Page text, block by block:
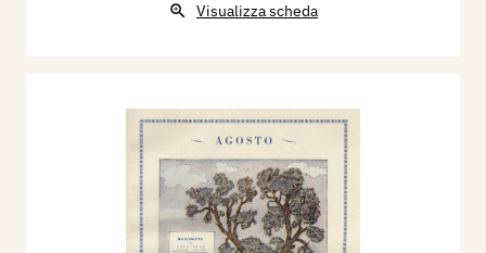
Visualizza scheda